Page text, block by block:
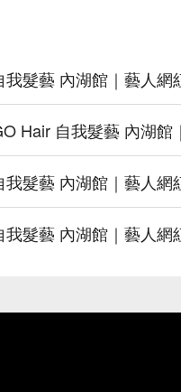
我髮藝 內湖館｜藝人網
Hair 自我髮藝 內湖館
髮藝 內湖館｜藝人網
我髮藝 內湖館｜藝人網